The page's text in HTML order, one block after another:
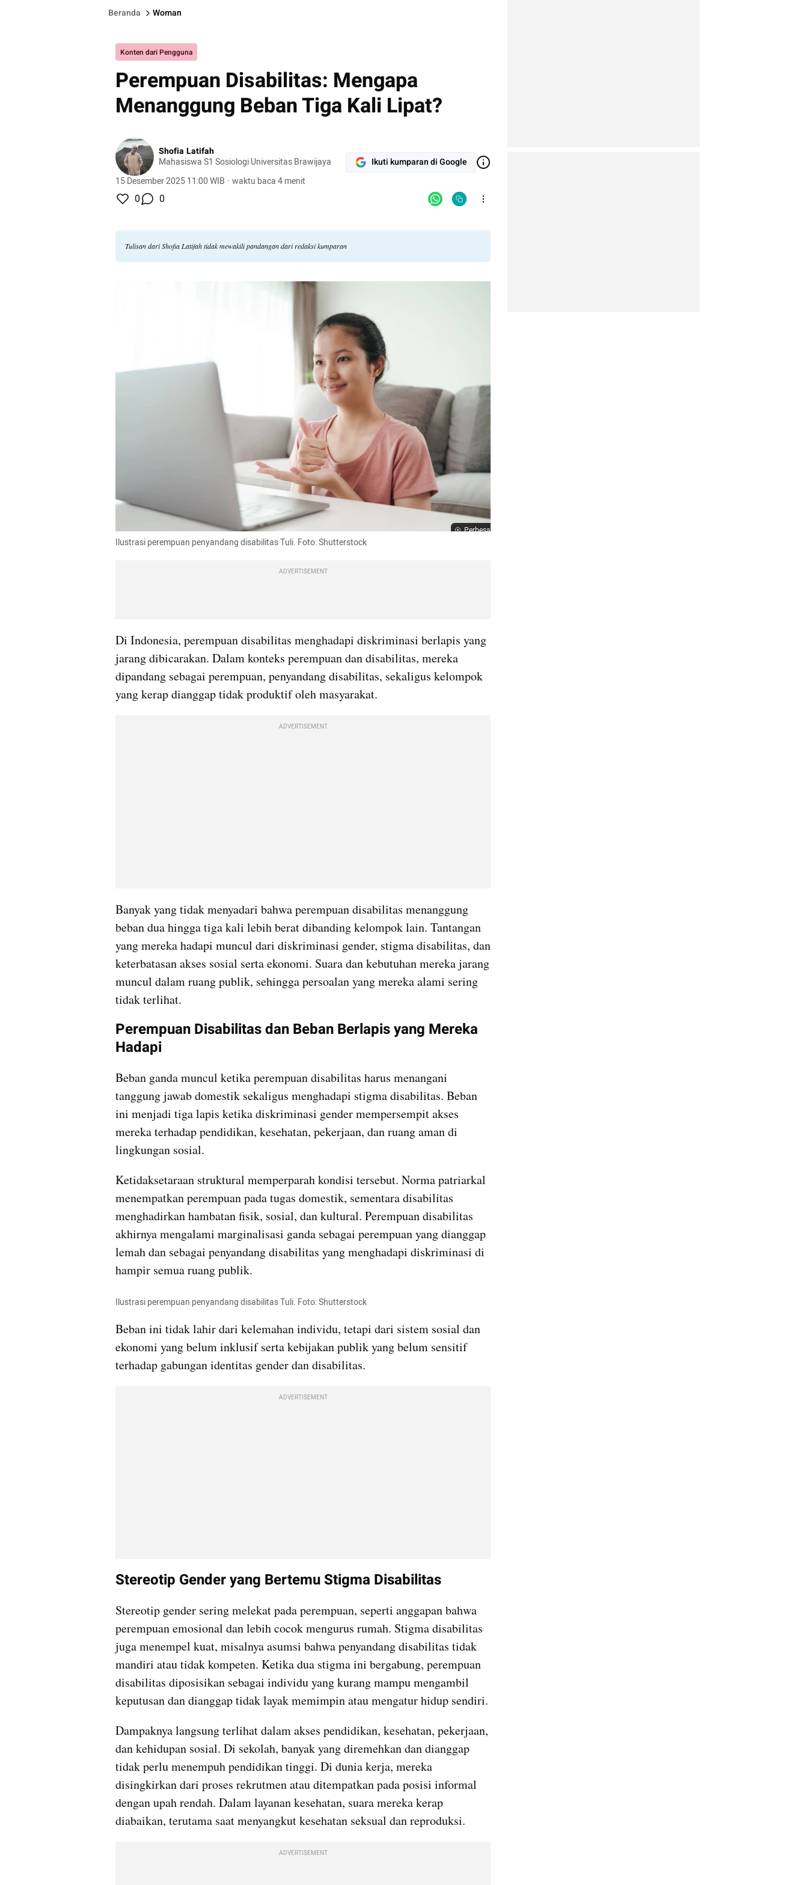
Beranda Woman
Konten dari Pengguna
Perempuan Disabilitas: Mengapa
Menanggung Beban Tiga Kali Lipat?
Shofia Latifah
Mahasiswa S1 Sosiologi Universitas Brawijaya
15 Desember 2025 11:00 WIB · waktu baca 4 menit
Ikuti kumparan di Google
0 0
Tulisan dari Shofia Latifah tidak mewakili pandangan dari redaksi kumparan
Perbesar
Ilustrasi perempuan penyandang disabilitas Tuli. Foto: Shutterstock
ADVERTISEMENT
Di Indonesia, perempuan disabilitas menghadapi diskriminasi berlapis yang
jarang dibicarakan. Dalam konteks perempuan dan disabilitas, mereka
dipandang sebagai perempuan, penyandang disabilitas, sekaligus kelompok
yang kerap dianggap tidak produktif oleh masyarakat.
ADVERTISEMENT
Banyak yang tidak menyadari bahwa perempuan disabilitas menanggung
beban dua hingga tiga kali lebih berat dibanding kelompok lain. Tantangan
yang mereka hadapi muncul dari diskriminasi gender, stigma disabilitas, dan
keterbatasan akses sosial serta ekonomi. Suara dan kebutuhan mereka jarang
muncul dalam ruang publik, sehingga persoalan yang mereka alami sering
tidak terlihat.
Perempuan Disabilitas dan Beban Berlapis yang Mereka
Hadapi
Beban ganda muncul ketika perempuan disabilitas harus menangani
tanggung jawab domestik sekaligus menghadapi stigma disabilitas. Beban
ini menjadi tiga lapis ketika diskriminasi gender mempersempit akses
mereka terhadap pendidikan, kesehatan, pekerjaan, dan ruang aman di
lingkungan sosial.
Ketidaksetaraan struktural memperparah kondisi tersebut. Norma patriarkal
menempatkan perempuan pada tugas domestik, sementara disabilitas
menghadirkan hambatan fisik, sosial, dan kultural. Perempuan disabilitas
akhirnya mengalami marginalisasi ganda sebagai perempuan yang dianggap
lemah dan sebagai penyandang disabilitas yang menghadapi diskriminasi di
hampir semua ruang publik.
Ilustrasi perempuan penyandang disabilitas Tuli. Foto: Shutterstock
Beban ini tidak lahir dari kelemahan individu, tetapi dari sistem sosial dan
ekonomi yang belum inklusif serta kebijakan publik yang belum sensitif
terhadap gabungan identitas gender dan disabilitas.
ADVERTISEMENT
Stereotip Gender yang Bertemu Stigma Disabilitas
Stereotip gender sering melekat pada perempuan, seperti anggapan bahwa
perempuan emosional dan lebih cocok mengurus rumah. Stigma disabilitas
juga menempel kuat, misalnya asumsi bahwa penyandang disabilitas tidak
mandiri atau tidak kompeten. Ketika dua stigma ini bergabung, perempuan
disabilitas diposisikan sebagai individu yang kurang mampu mengambil
keputusan dan dianggap tidak layak memimpin atau mengatur hidup sendiri.
Dampaknya langsung terlihat dalam akses pendidikan, kesehatan, pekerjaan,
dan kehidupan sosial. Di sekolah, banyak yang diremehkan dan dianggap
tidak perlu menempuh pendidikan tinggi. Di dunia kerja, mereka
disingkirkan dari proses rekrutmen atau ditempatkan pada posisi informal
dengan upah rendah. Dalam layanan kesehatan, suara mereka kerap
diabaikan, terutama saat menyangkut kesehatan seksual dan reproduksi.
ADVERTISEMENT